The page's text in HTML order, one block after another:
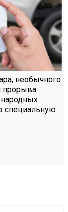
необычного
прорыва
народных
специальную